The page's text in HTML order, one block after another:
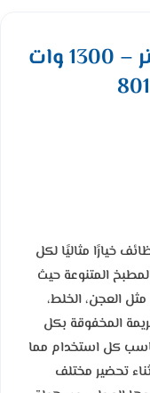
عجان كهربائي كولن 8 لتر – 1300 وات
خيارًا مثاليًا لكل
المتنوعة حيث
العجن، الخلط،
المخفوقة بكل
كل استخدام مما
تحضير مختلف